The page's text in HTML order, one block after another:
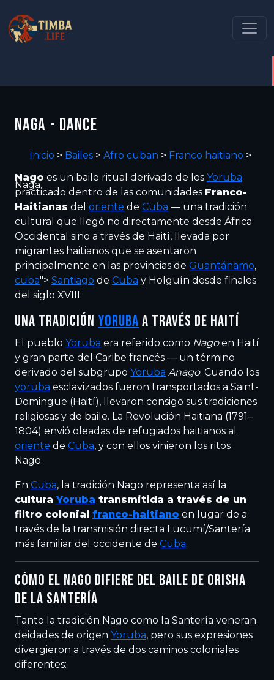
NAGA - DANCE
Inicio > Bailes > Afro cuban > Franco haitiano >
Naga
Nago es un baile ritual derivado de los Yoruba
practicado dentro de las comunidades Franco-
Haitianas del oriente de Cuba — una tradición
cultural que llegó no directamente desde África
Occidental sino a través de Haití, llevada por
migrantes haitianos que se asentaron
principalmente en las provincias de Guantánamo,
cuba"> Santiago de Cuba y Holguín desde finales
del siglo XVIII.
UNA TRADICIÓNYORUBAA TRAVÉS DE HAITÍ
El pueblo Yoruba era referido como Nagoen Haití
y gran parte del Caribe francés — un término
derivado del subgrupo Yoruba Anago. Cuando los
yoruba esclavizados fueron transportados a Saint-
Domingue (Haití), llevaron consigo sus tradiciones
religiosas y de baile. La Revolución Haitiana (1791–
1804) envió oleadas de refugiados haitianos al
oriente de Cuba, y con ellos vinieron los ritos
Nago.
En Cuba, la tradición Nago representa así la
cultura Yoruba transmitida a través de un
filtro colonial franco-haitiano en lugar de a
través de la transmisión directa Lucumí/Santería
más familiar del occidente de Cuba.
CÓMO EL NAGO DIFIERE DEL BAILE DE ORISHA
DE LA SANTERÍA
Tanto la tradición Nago como la Santería veneran
deidades de origen Yoruba, pero sus expresiones
divergieron a través de dos caminos coloniales
diferentes: